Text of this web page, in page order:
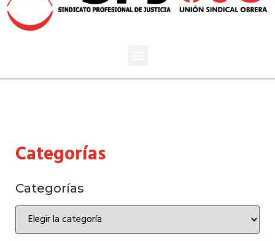
Categorías
Categorías